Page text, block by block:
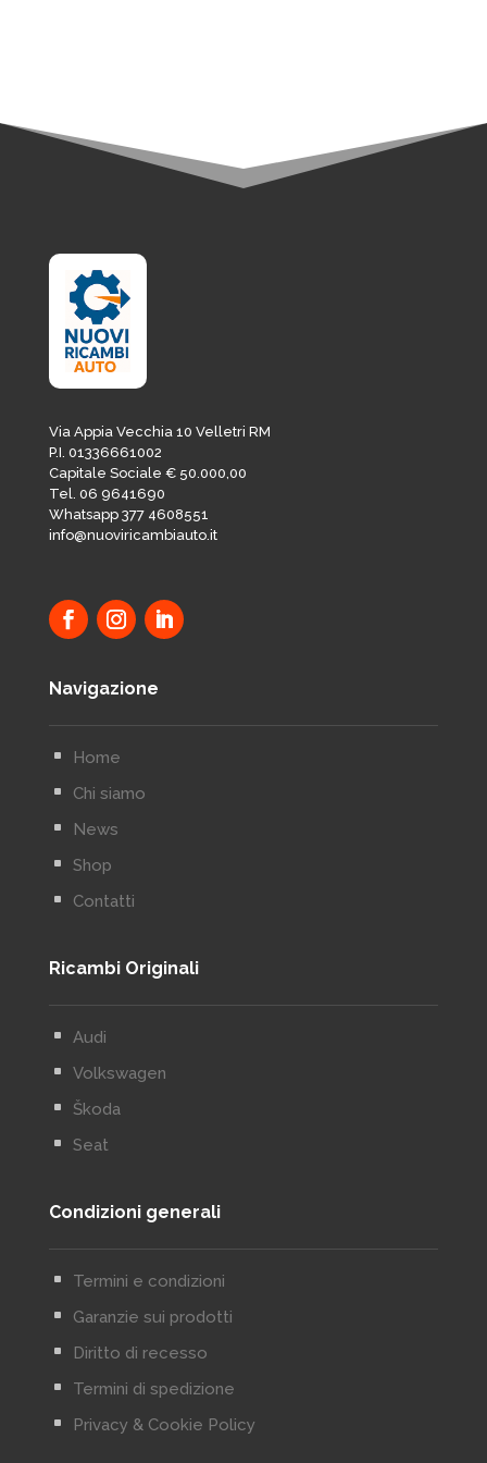
Via Appia Vecchia 10 Velletri RM
P.I. 01336661002
Capitale Sociale € 50.000,00
Tel. 06 9641690
Whatsapp 377 4608551
info@nuoviricambiauto.it
Navigazione
^ Home
^ Chi siamo
^ News
^ Shop
^ Contatti
Ricambi Originali
^ Audi
^ Volkswagen
^ Škoda
^ Seat
Condizioni generali
^ Termini e condizioni
^ Garanzie sui prodotti
^ Diritto di recesso
^ Termini di spedizione
^ Privacy & Cookie Policy